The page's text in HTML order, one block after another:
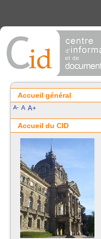
Accueil général
A- A A+
Accueil du CID